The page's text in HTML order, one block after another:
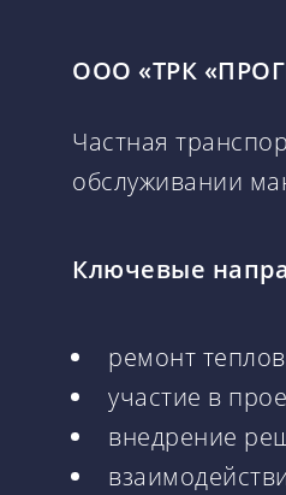
ООО «ТРК
Частная
обслуживании
Ключевые
ремонт
участие в
внедрение